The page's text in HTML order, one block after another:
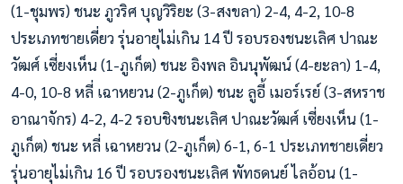
(1-ชุมพร) ชนะ ภูวริศ บุญวิริยะ (3-สงขลา) 2-4, 4-2, 10-8
ประเภทชายเดี่ยว รุ่นอายุไม่เกิน 14 ปี รอบรองชนะเลิศ ปาณะ
วัฒศ์ เซี่ยงเห็น (1-ภูเก็ต) ชนะ อิงพล อินนุพัฒน์ (4-ยะลา) 1-4,
4-0, 10-8 หลี่ เฉาหยวน (2-ภูเก็ต) ชนะ ลูอี้ เมอร์เรย์ (3-สหราช
อาณาจักร) 4-2, 4-2 รอบชิงชนะเลิศ ปาณะวัฒศ์ เซี่ยงเห็น (1-
ภูเก็ต) ชนะ หลี่ เฉาหยวน (2-ภูเก็ต) 6-1, 6-1 ประเภทชายเดี่ยว
รุ่นอายุไม่เกิน 16 ปี รอบรองชนะเลิศ พัทธดนย์ ไลอ้อน (1-